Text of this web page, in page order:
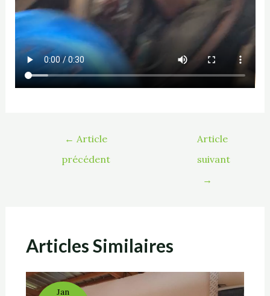
← Article
précédent
Article
suivant
→
Articles Similaires
Jan